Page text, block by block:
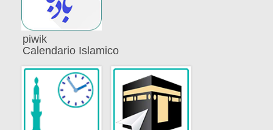
piwik
Calendario Islamico